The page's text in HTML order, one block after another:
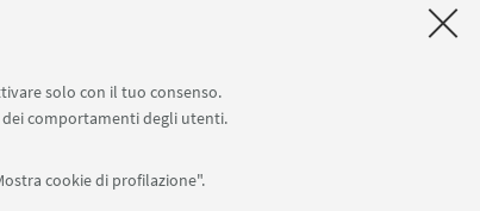
solo con il tuo consenso.
comportamenti degli utenti.
cookie di profilazione".